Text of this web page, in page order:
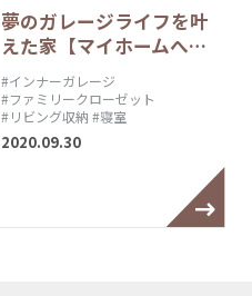
夢のガレージライフを叶
えた家【マイホームへ…
#インナーガレージ
#ファミリークローゼット
#リビング収納 #寝室
2020.09.30